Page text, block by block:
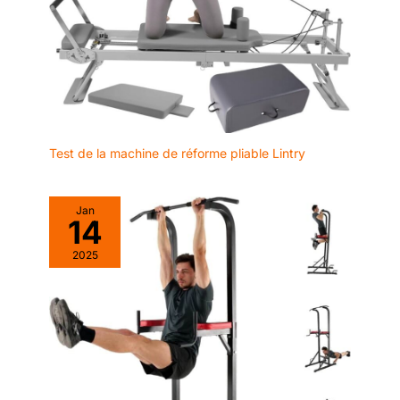
réduit permet une installation
flexible, même dans un angle,
sans sacrifier d'espace.
compact permet de le ranger facilement sous le canapé ou
derrière une porte. RÉPONSE RAPIDE ET PRIORITÉ AU CLIENT :
Le tapis de marche FOUSAE est idéal pour les entraînements à
domicile, adapté à tous les âges, et constitue le choix idéal
pour une salle de sport à domicile ou comme cadeau. Pour
toute question, notre équipe après-vente professionnelle vous
répondra sous 18 heures.
Test de la machine de réforme pliable Lintry
Jan
14
2025